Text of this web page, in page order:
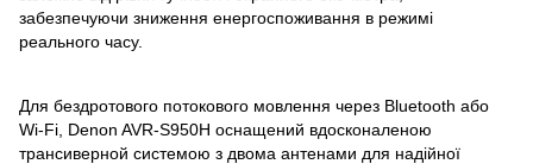
забезпечуючи зниження енергоспоживання в режимі
реального часу.
Для бездротового потокового мовлення через Bluetooth або
Wi-Fi, Denon AVR-S950H оснащений вдосконаленою
трансиверной системою з двома антенами для надійної